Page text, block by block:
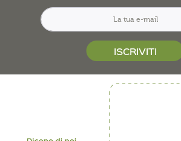
ISCRIVITI